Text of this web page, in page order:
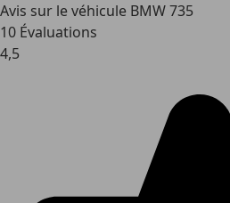
Avis sur le véhicule BMW 735
10 Évaluations
4,5